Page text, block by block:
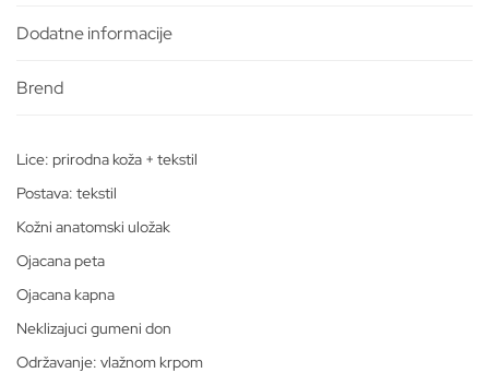
Dodatne informacije
Lice: prirodna koža + tekstil
Postava: tekstil
Kožni anatomski uložak
Ojacana peta
Ojacana kapna
Neklizajuci gumeni don
Održavanje: vlažnom krpom